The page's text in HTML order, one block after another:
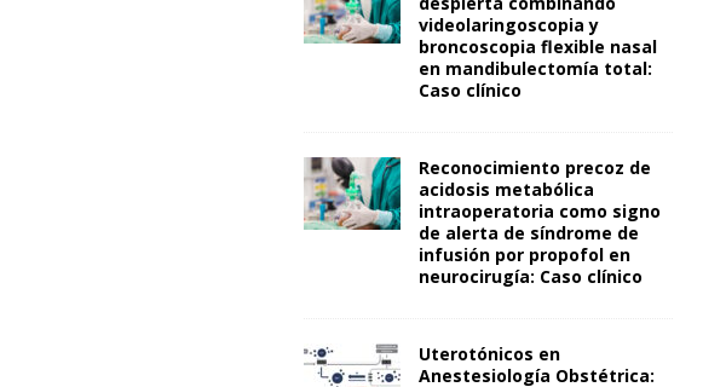
videolaringoscopia y
broncoscopia flexible nasal
en mandibulectomía total:
Caso clínico
Reconocimiento precoz de
acidosis metabólica
intraoperatoria como signo
de alerta de síndrome de
infusión por propofol en
neurocirugía: Caso clínico
Uterotónicos en
Anestesiología Obstétrica: